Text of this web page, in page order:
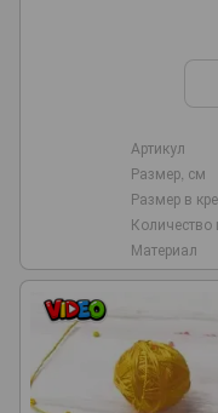
Артикул
Размер, см
Размер в
Количество
Материал